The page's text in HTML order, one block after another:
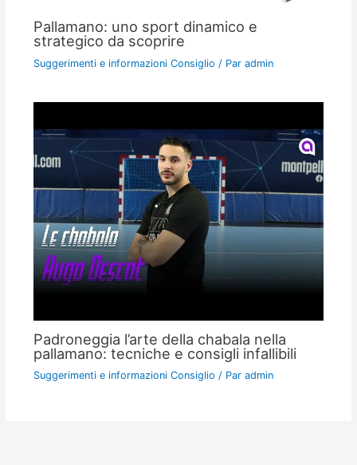
Pallamano: uno sport dinamico e
strategico da scoprire
Suggerimenti e informazioni Consiglio / Par admin
Padroneggia l’arte della chabala nella
pallamano: tecniche e consigli infallibili
Suggerimenti e informazioni Consiglio / Par admin